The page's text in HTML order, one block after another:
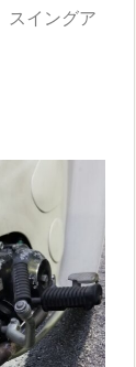
スイングア